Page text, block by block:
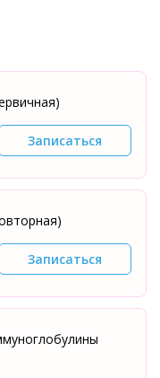
Записаться
Записаться